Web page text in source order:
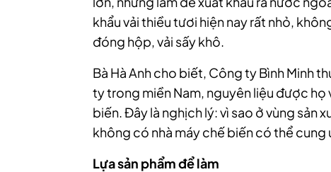
khẩu vải thiều tươi hiện nay rất nhỏ,
đóng hộp, vải sấy khô.
Bà Hà Anh cho biết, Công ty Bình Minh
ty trong miền Nam, nguyên liệu được họ
biến. Đây là nghịch lý: vì sao ở vùng sản
không có nhà máy chế biến có thể cung
Lựa sản phẩm để làm